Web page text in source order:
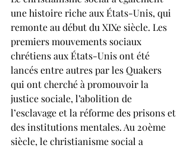
une histoire riche aux États-Unis, qui
remonte au début du XIXe siècle. Les
premiers mouvements sociaux
chrétiens aux États-Unis ont été
lancés entre autres par les Quakers
qui ont cherché à promouvoir la
justice sociale, l’abolition de
l’esclavage et la réforme des prisons et
des institutions mentales. Au 20ème
siècle, le christianisme social a